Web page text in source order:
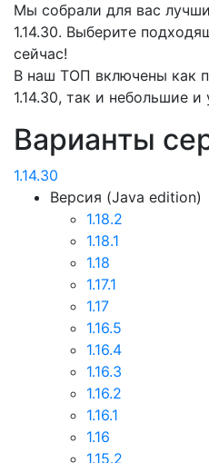
Мы собрали для вас
1.14.30. Выберите
сейчас!
В наш ТОП включены как
1.14.30, так и небольшие
Варианты
1.14.30
Версия (Java edition)
1.18.2
1.18.1
1.18
1.17.1
1.17
1.16.5
1.16.4
1.16.3
1.16.2
1.16.1
1.16
1.15.2